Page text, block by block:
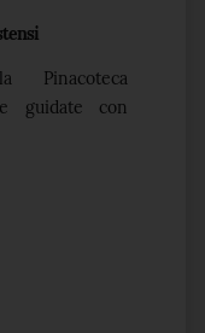
Pinacoteca
guidate con